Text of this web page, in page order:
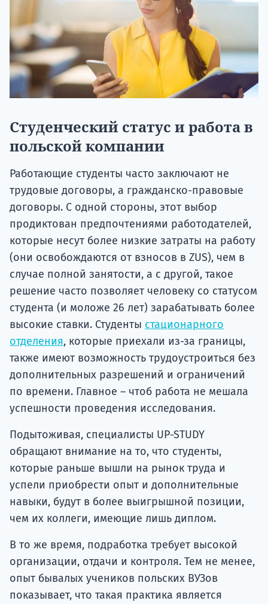
Студенческий статус и работа в
польской компании
Работающие студенты часто заключают не
трудовые договоры, а гражданско-правовые
договоры. С одной стороны, этот выбор
продиктован предпочтениями работодателей,
которые несут более низкие затраты на работу
(они освобождаются от взносов в ZUS), чем в
случае полной занятости, а с другой, такое
решение часто позволяет человеку со статусом
студента (и моложе 26 лет) зарабатывать более
высокие ставки. Студенты стационарного
отделения, которые приехали из-за границы,
также имеют возможность трудоустроиться без
дополнительных разрешений и ограничений
по времени. Главное – чтоб работа не мешала
успешности проведения исследования.
Подытоживая, специалисты UP-STUDY
обращают внимание на то, что студенты,
которые раньше вышли на рынок труда и
успели приобрести опыт и дополнительные
навыки, будут в более выигрышной позиции,
чем их коллеги, имеющие лишь диплом.
В то же время, подработка требует высокой
организации, отдачи и контроля. Тем не менее,
опыт бывалых учеников польских ВУЗов
показывает, что такая практика является